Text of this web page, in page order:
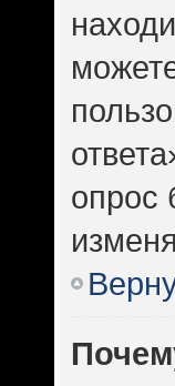
опрос